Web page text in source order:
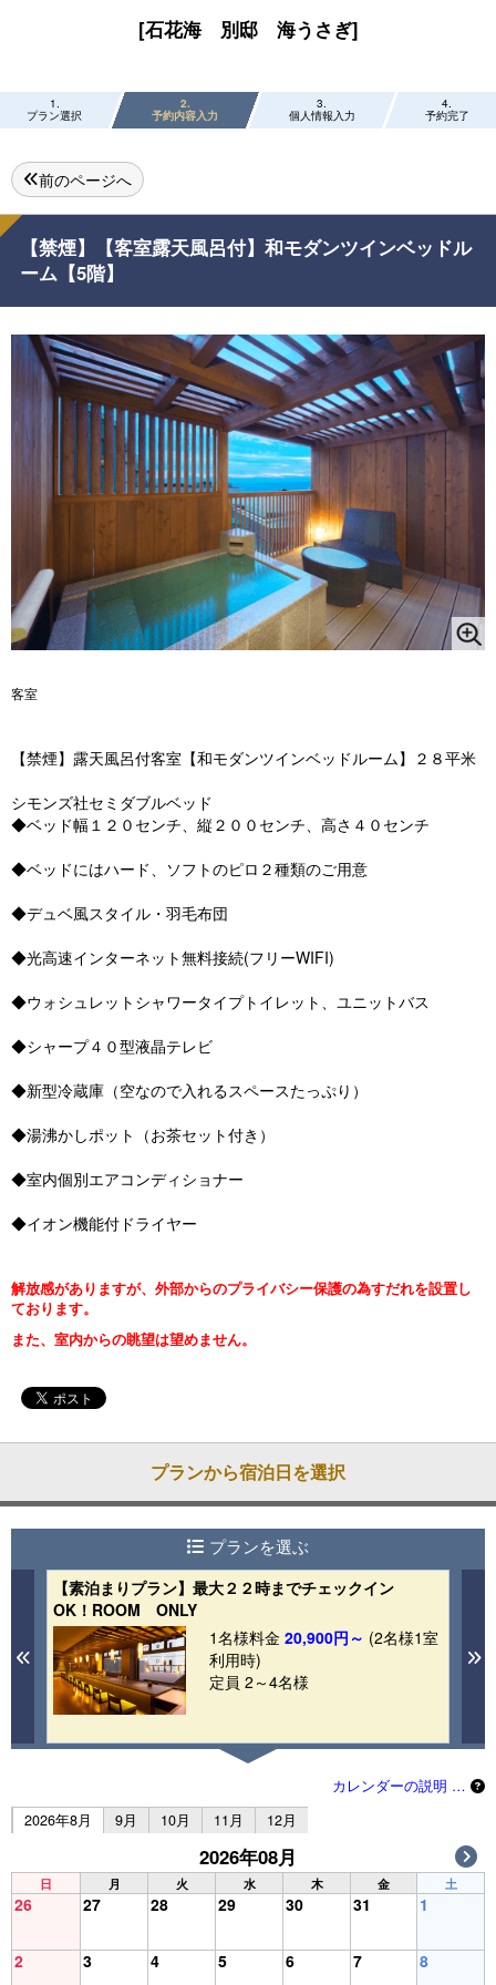
[石花海 別邸 海うさぎ]
1
プラン選択
2
予約内容入力
3
個人情報入力
4
予約完了
前のページへ
【禁煙】【客室露天風呂付】和モダンツインベッドル
ーム【5階】
客室
【禁煙】露天風呂付客室【和モダンツインベッドルーム】２８平米
シモンズ社セミダブルベッド
◆ベッド幅１２０センチ、縦２００センチ、高さ４０センチ
◆ベッドにはハード、ソフトのピロ２種類のご用意
◆デュベ風スタイル・羽毛布団
◆光高速インターネット無料接続(フリーWIFI)
◆ウォシュレットシャワータイプトイレット、ユニットバス
◆シャープ４０型液晶テレビ
◆新型冷蔵庫（空なので入れるスペースたっぷり）
◆湯沸かしポット（お茶セット付き）
◆室内個別エアコンディショナー
◆イオン機能付ドライヤー
解放感がありますが、外部からのプライバシー保護の為すだれを設置し
ております。
また、室内からの眺望は望めません。
プランから宿泊日を選択
プランを選ぶ
Previous
【素泊まりプラン】最大２２時までチェックイン
OK！ROOM ONLY
1名様料金 20,900円～ (2名様1室
利用時)
定員 2～4名様
カレンダーの説明 …
2026年8月
9月 10月 11月 12月
2026年08月
日 月 火 水 木 金 土
26 27 28 29 30 31 1
2 3 4 5 6 7 8